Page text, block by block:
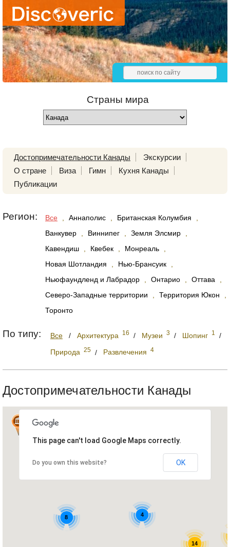
Страны мира
Достопримечательности Канады
Экскурсии
О стране
Виза Гимн
Кухня Канады
Публикации
Регион: Все Аннаполис Британская Колумбия
Ванкувер
Виннипег Земля Элсмир
Кавендиш
Квебек Монреаль
Новая Шотландия
Нью-Брансуик
Ньюфаундленд и Лабрадор
Онтарио Оттава
Северо-Западные территории
Территория Юкон
Торонто
По типу: Все / Архитектура 16 / Музеи 3 / Шопинг 1 /
Природа 25 / Развлечения 4
Достопримечательности Канады
14
4
8
This page can't load Google Maps correctly.
Do you own this website? OK